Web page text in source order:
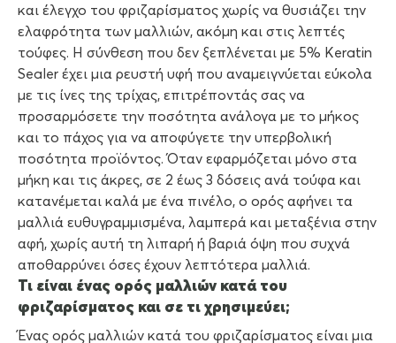
και έλεγχο του φριζαρίσματος χωρίς να θυσιάζει την
ελαφρότητα των μαλλιών, ακόμη και στις λεπτές
τούφες. Η σύνθεση που δεν ξεπλένεται με 5% Keratin
Sealer έχει μια ρευστή υφή που αναμειγνύεται εύκολα
με τις ίνες της τρίχας, επιτρέποντάς σας να
προσαρμόσετε την ποσότητα ανάλογα με το μήκος
και το πάχος για να αποφύγετε την υπερβολική
ποσότητα προϊόντος. Όταν εφαρμόζεται μόνο στα
μήκη και τις άκρες, σε 2 έως 3 δόσεις ανά τούφα και
κατανέμεται καλά με ένα πινέλο, ο ορός αφήνει τα
μαλλιά ευθυγραμμισμένα, λαμπερά και μεταξένια στην
αφή, χωρίς αυτή τη λιπαρή ή βαριά όψη που συχνά
αποθαρρύνει όσες έχουν λεπτότερα μαλλιά.
Τι είναι ένας ορός μαλλιών κατά του
φριζαρίσματος και σε τι χρησιμεύει;
Ένας ορός μαλλιών κατά του φριζαρίσματος είναι μια